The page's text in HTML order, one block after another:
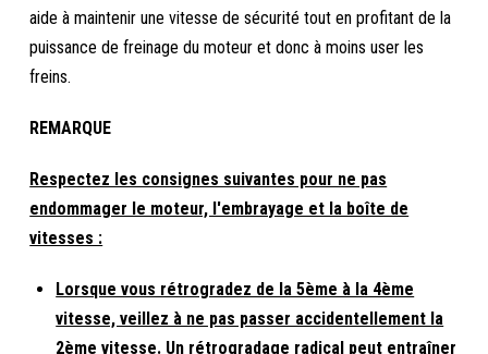
aide à maintenir une vitesse de sécurité tout en profitant de la
puissance de freinage du moteur et donc à moins user les
freins.
REMARQUE
Respectez les consignes suivantes pour ne pas
endommager le moteur, l'embrayage et la boîte de
vitesses :
Lorsque vous rétrogradez de la 5ème à la 4ème
vitesse, veillez à ne pas passer accidentellement la
2ème vitesse. Un rétrogradage radical peut entraîner